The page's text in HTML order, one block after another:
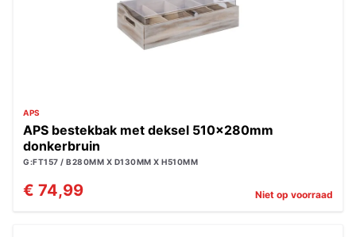
APS
APS bestekbak met deksel 510x280mm
donkerbruin
G:FT157 / B280MM X D130MM X H510MM
€ 74,99 Niet op voorraad